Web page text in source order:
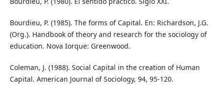
Bourdieu, P. (1985). The forms of Capital. En: Richardson, J.G.
(Org.). Handbook of theory and research for the sociology of
education. Nova Iorque: Greenwood.
Coleman, J. (1988). Social Capital in the creation of Human
Capital. American Journal of Sociology, 94, 95-120.